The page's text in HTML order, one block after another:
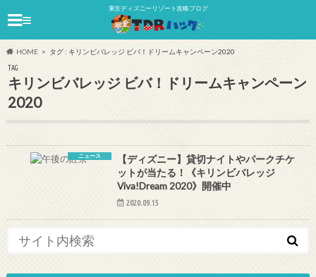
東京ディズニーリゾート攻略ブログ
≡
HOME タグ : キリンビバレッジ ビバ！ドリームキャンペーン2020
TAG
キリンビバレッジ ビバ！ドリームキャンペーン
2020
ニュース
【ディズニー】貸切ナイトやパークチケ
ットが当たる！《キリンビバレッジ
Viva!Dream 2020》開催中
2020.09.15